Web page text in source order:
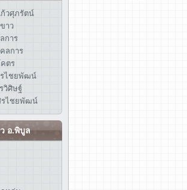
วศุภรัตน์
าว
การ
ลการ
ตร
ไชยพัฒน์
วิศิษฐ์
รไชยพัฒน์
อ.พิบูล